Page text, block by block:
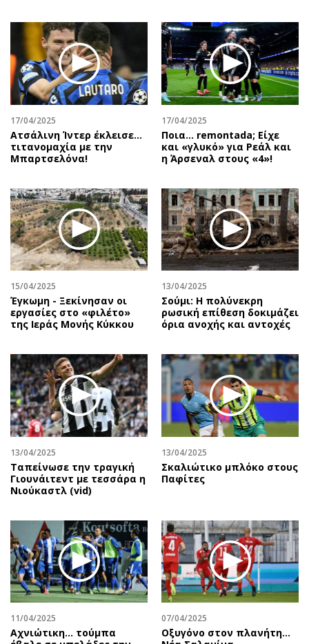
17/04/2025
Ατσάλινη Ίντερ έκλεισε…
τιτανομαχία με την
Μπαρτσελόνα!
17/04/2025
Ποια… remontada; Είχε
και «γλυκό» για Ρεάλ και
η Άρσεναλ στους «4»!
15/04/2025
Έγκωμη - Ξεκίνησαν οι
εργασίες στο «φιλέτο»
της Ιεράς Μονής Κύκκου
13/04/2025
Σούμι: Η πολύνεκρη
ρωσική επίθεση δοκιμάζει
όρια ανοχής και αντοχές
13/04/2025
Ταπείνωσε την τραγική
Γιουνάιτεντ με τεσσάρα η
Νιούκαστλ (vid)
13/04/2025
Σκαλιώτικο μπλόκο στους
Παφίτες
11/04/2025
Αχνιώτικη... τούμπα
07/04/2025
Oξυγόνο στον πλανήτη...